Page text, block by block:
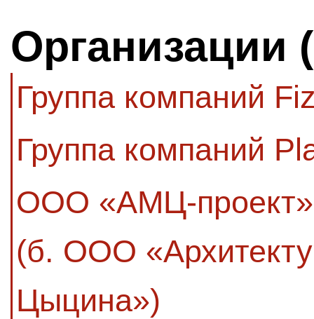
Организации
Группа компаний
Группа компаний
ООО «АМЦ-проект»
(б. ООО
Цыцина»)